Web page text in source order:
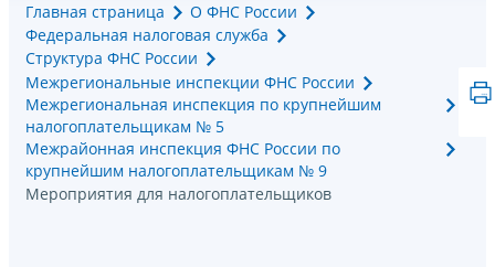
Главная страница
О ФНС России
Федеральная налоговая служба
Структура ФНС России
Межрегиональные инспекции ФНС России
Межрегиональная инспекция по крупнейшим
налогоплательщикам № 5
Межрайонная инспекция ФНС России по
крупнейшим налогоплательщикам № 9
Мероприятия для налогоплательщиков